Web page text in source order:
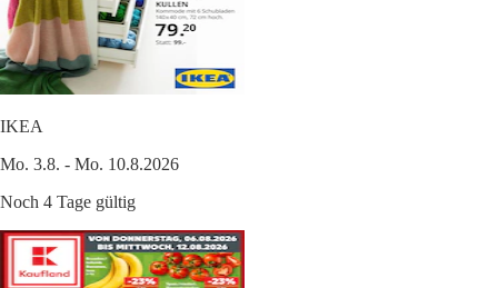
IKEA
Mo. 3.8. - Mo. 10.8.2026
Noch 4 Tage gültig